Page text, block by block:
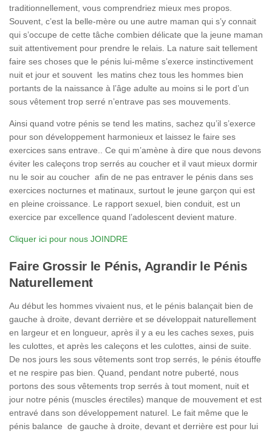
traditionnellement, vous comprendriez mieux mes propos.
Souvent, c’est la belle-mère ou une autre maman qui s’y connait
qui s’occupe de cette tâche combien délicate que la jeune maman
suit attentivement pour prendre le relais. La nature sait tellement
faire ses choses que le pénis lui-même s’exerce instinctivement
nuit et jour et souvent les matins chez tous les hommes bien
portants de la naissance à l’âge adulte au moins si le port d’un
sous vêtement trop serré n’entrave pas ses mouvements.
Ainsi quand votre pénis se tend les matins, sachez qu’il s’exerce
pour son développement harmonieux et laissez le faire ses
exercices sans entrave.. Ce qui m’amène à dire que nous devons
éviter les caleçons trop serrés au coucher et il vaut mieux dormir
nu le soir au coucher afin de ne pas entraver le pénis dans ses
exercices nocturnes et matinaux, surtout le jeune garçon qui est
en pleine croissance. Le rapport sexuel, bien conduit, est un
exercice par excellence quand l’adolescent devient mature.
Cliquer ici pour nous JOINDRE
Faire Grossir le Pénis, Agrandir le Pénis
Naturellement
Au début les hommes vivaient nus, et le pénis balançait bien de
gauche à droite, devant derrière et se développait naturellement
en largeur et en longueur, après il y a eu les caches sexes, puis
les culottes, et après les caleçons et les culottes, ainsi de suite.
De nos jours les sous vêtements sont trop serrés, le pénis étouffe
et ne respire pas bien. Quand, pendant notre puberté, nous
portons des sous vêtements trop serrés à tout moment, nuit et
jour notre pénis (muscles érectiles) manque de mouvement et est
entravé dans son développement naturel. Le fait même que le
pénis balance de gauche à droite, devant et derrière est pour lui